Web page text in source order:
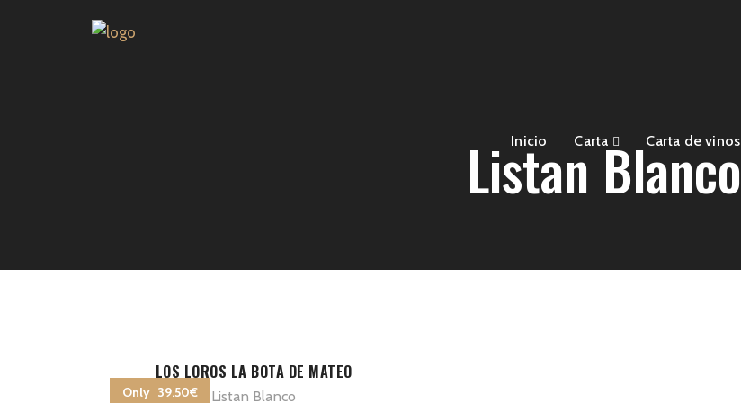
Inicio Carta Carta de vinos
Listan Blanco
Only 39.50€
LOS LOROS LA BOTA DE MATEO
Listan Blanco